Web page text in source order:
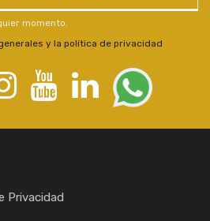
momento.
y la política de privacidad
Privacidad